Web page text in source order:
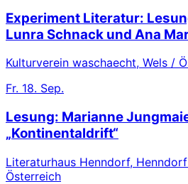
Experiment Literatur:
Lunra Schnack und Ana
Kulturverein waschaecht, Wels /
Fr. 18. Sep.
Lesung: Marianne
„Kontinentaldrift“
Literaturhaus Henndorf,
Österreich